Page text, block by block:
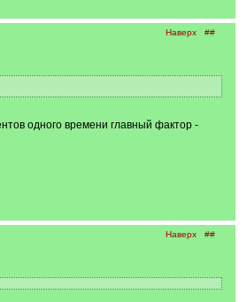
Наверх ##
одного времени главный фактор -
Наверх ##